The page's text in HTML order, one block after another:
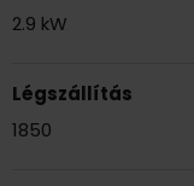
2.9 kW
Légszállítás
1850